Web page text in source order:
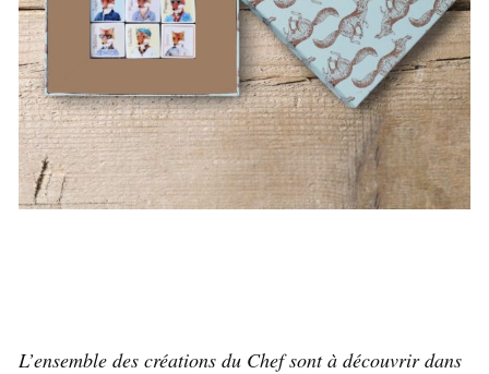
L’ensemble des créations du Chef sont à découvrir dans